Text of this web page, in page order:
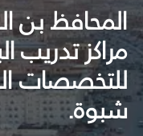
المحافظ بن
مراكز تدريب
للتخصصات
شبوة.